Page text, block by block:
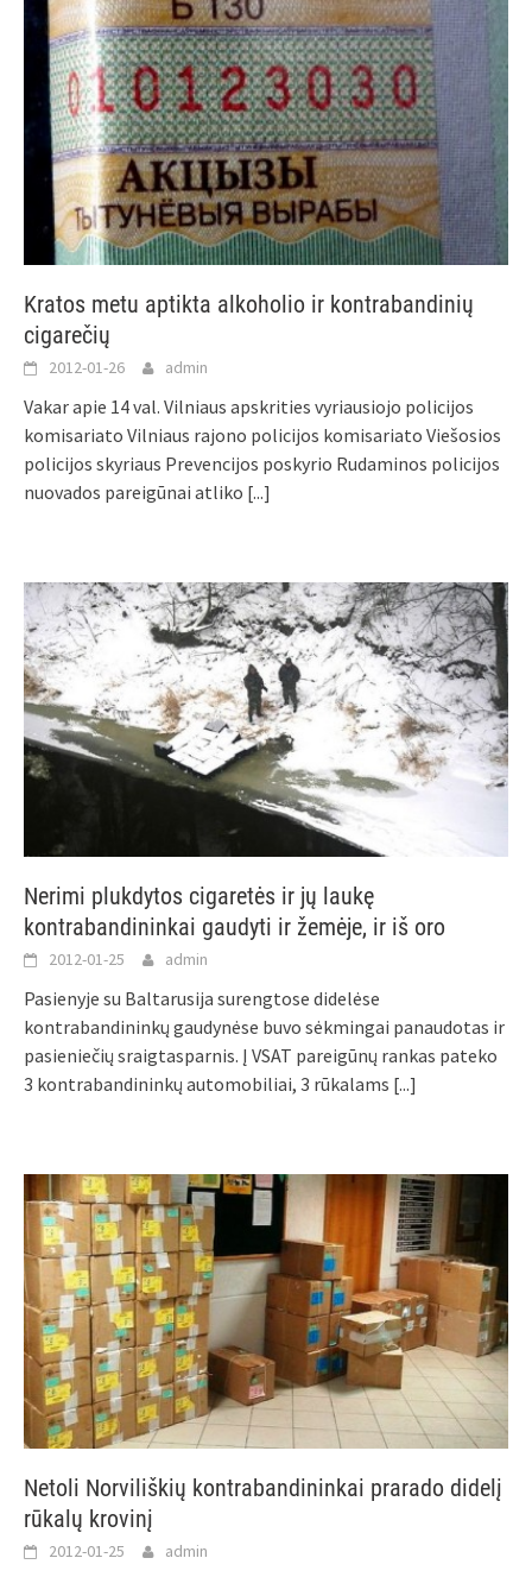
Kratos metu aptikta alkoholio ir kontrabandinių
cigarečių
2012-01-26 admin
Vakar apie 14 val. Vilniaus apskrities vyriausiojo policijos
komisariato Vilniaus rajono policijos komisariato Viešosios
policijos skyriaus Prevencijos poskyrio Rudaminos policijos
nuovados pareigūnai atliko [...]
Nerimi plukdytos cigaretės ir jų laukę
kontrabandininkai gaudyti ir žemėje, ir iš oro
2012-01-25 admin
Pasienyje su Baltarusija surengtose didelėse
kontrabandininkų gaudynėse buvo sėkmingai panaudotas ir
pasieniečių sraigtasparnis. Į VSAT pareigūnų rankas pateko
3 kontrabandininkų automobiliai, 3 rūkalams [...]
Netoli Norviliškių kontrabandininkai prarado didelį
rūkalų krovinį
2012-01-25 admin